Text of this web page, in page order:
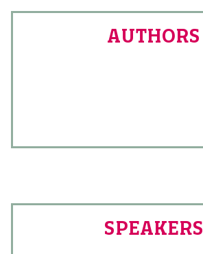
AUTHORS
SPEAKERS